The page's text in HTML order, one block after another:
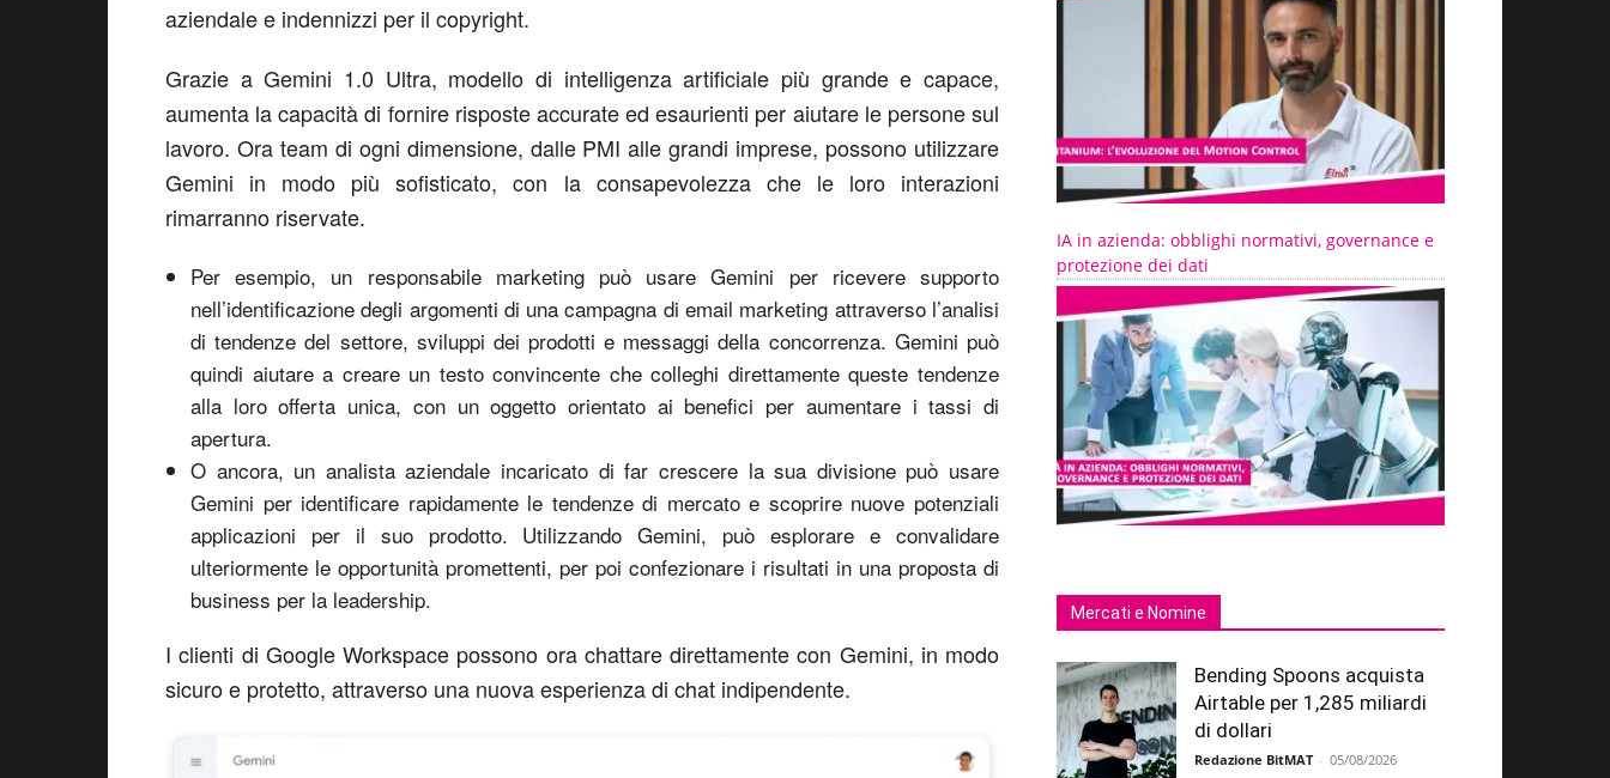
aziendale e indennizzi per il copyright.
Grazie a Gemini 1.0 Ultra, modello di intelligenza artificiale più grande e capace,
aumenta la capacità di fornire risposte accurate ed esaurienti per aiutare le persone sul
lavoro. Ora team di ogni dimensione, dalle PMI alle grandi imprese, possono utilizzare
Gemini in modo più sofisticato, con la consapevolezza che le loro interazioni
rimarranno riservate.
Per esempio, un responsabile marketing può usare Gemini per ricevere supporto
nell’identificazione degli argomenti di una campagna di email marketing attraverso l’analisi
di tendenze del settore, sviluppi dei prodotti e messaggi della concorrenza. Gemini può
quindi aiutare a creare un testo convincente che colleghi direttamente queste tendenze
alla loro offerta unica, con un oggetto orientato ai benefici per aumentare i tassi di
apertura.
O ancora, un analista aziendale incaricato di far crescere la sua divisione può usare
Gemini per identificare rapidamente le tendenze di mercato e scoprire nuove potenziali
applicazioni per il suo prodotto. Utilizzando Gemini, può esplorare e convalidare
ulteriormente le opportunità promettenti, per poi confezionare i risultati in una proposta di
business per la leadership.
I clienti di Google Workspace possono ora chattare direttamente con Gemini, in modo
sicuro e protetto, attraverso una nuova esperienza di chat indipendente.
IA in azienda: obblighi normativi, governance e
protezione dei dati
Mercati e Nomine
Bending Spoons acquista
Airtable per 1,285 miliardi
di dollari
Redazione BitMAT - 05/08/2026